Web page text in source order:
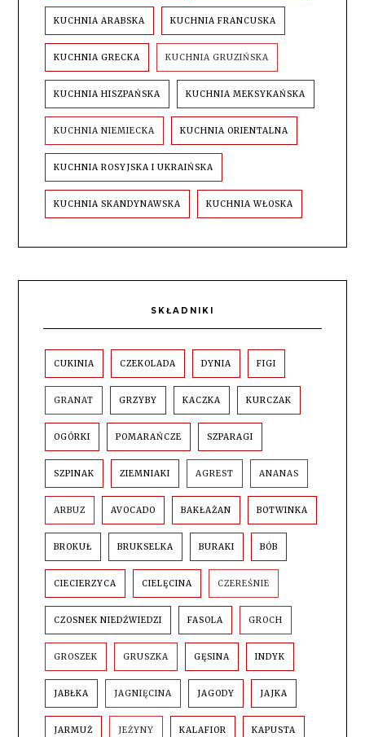
KUCHNIA ARABSKA KUCHNIA FRANCUSKA
KUCHNIA GRECKA KUCHNIA GRUZIŃSKA
KUCHNIA HISZPAŃSKA KUCHNIA MEKSYKAŃSKA
KUCHNIA NIEMIECKA KUCHNIA ORIENTALNA
KUCHNIA ROSYJSKA I UKRAIŃSKA
KUCHNIA SKANDYNAWSKA KUCHNIA WŁOSKA
SKŁADNIKI
CUKINIA CZEKOLADA DYNIA FIGI
GRANAT GRZYBY KACZKA KURCZAK
OGÓRKI POMARAŃCZE SZPARAGI
SZPINAK ZIEMNIAKI AGREST ANANAS
ARBUZ AVOCADO BAKŁAŻAN BOTWINKA
BROKUŁ BRUKSELKA BURAKI BÓB
CIECIERZYCA CIELĘCINA CZEREŚNIE
CZOSNEK NIEDŹWIEDZI FASOLA GROCH
GROSZEK GRUSZKA GĘSINA INDYK
JABŁKA JAGNIĘCINA JAGODY JAJKA
JARMUŻ JEŻYNY KALAFIOR KAPUSTA